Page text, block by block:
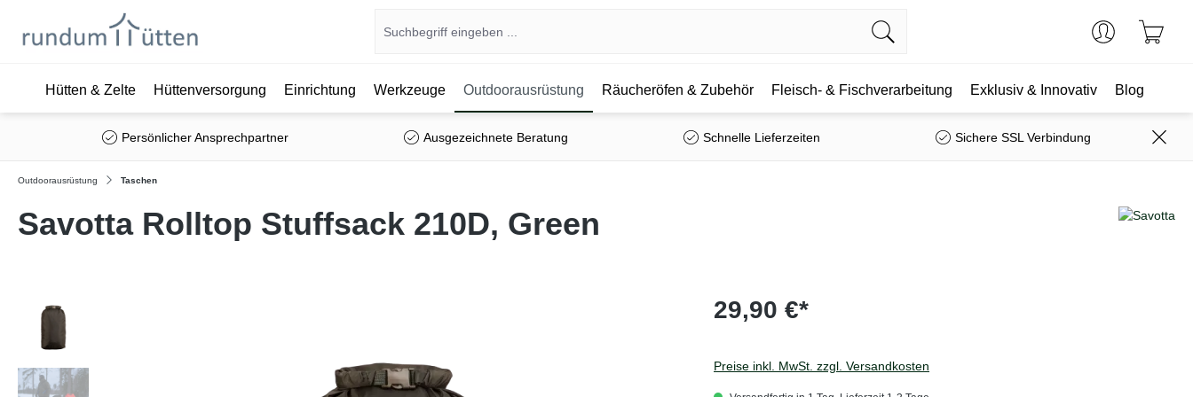
Zur Hauptnavigation springen
Hütten & Zelte Hüttenversorgung Einrichtung Werkzeuge Outdoorausrüstung Räucheröfen & Zubehör Fleisch- & Fischverarbeitung Exklusiv & Innovativ Blog
Persönlicher Ansprechpartner Ausgezeichnete Beratung Schnelle Lieferzeiten Sichere SSL Verbindung
Outdoorausrüstung Taschen
Savotta Rolltop Stuffsack 210D, Green
29,90 €*
Preise inkl. MwSt. zzgl. Versandkosten